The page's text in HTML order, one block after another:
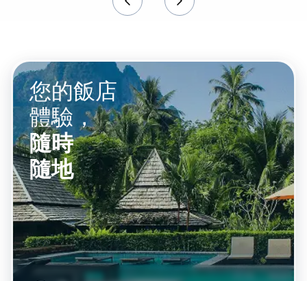
您的飯店
體驗，
隨時
隨地